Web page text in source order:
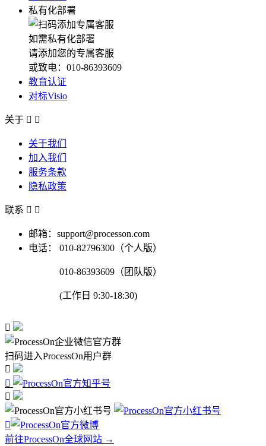
私有化部署
如需私有化部署
请添加您的专属客服
或致电：010-86393609
教育认证
对标Visio
关于  
关于我们
加入我们
服务条款
隐私政策
联系  
邮箱：support@processon.com
电话：
010-82796300（个人版）
010-86393609（团队版）
(工作日 9:30-18:30)

扫码进入ProcessOn用户群




前往ProcessOn全球网站 →